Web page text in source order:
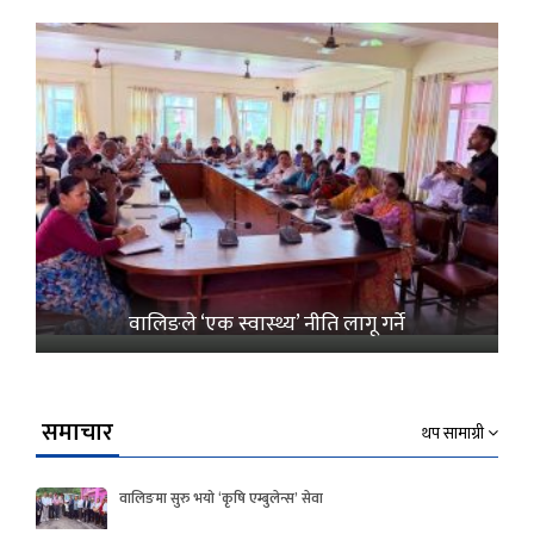
वालिङले ‘एक स्वास्थ्य’ नीति लागू गर्ने
समाचार थप सामाग्री
वालिङमा सुरु भयो ‘कृषि एम्बुलेन्स’ सेवा